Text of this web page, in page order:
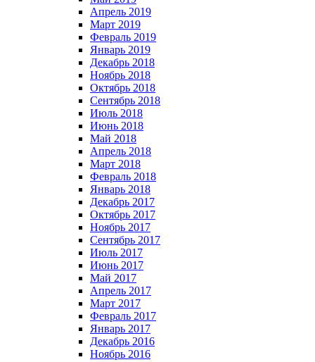
Апрель 2019
Март 2019
Февраль 2019
Январь 2019
Декабрь 2018
Ноябрь 2018
Октябрь 2018
Сентябрь 2018
Июль 2018
Июнь 2018
Май 2018
Апрель 2018
Март 2018
Февраль 2018
Январь 2018
Декабрь 2017
Октябрь 2017
Ноябрь 2017
Сентябрь 2017
Июль 2017
Июнь 2017
Май 2017
Апрель 2017
Март 2017
Февраль 2017
Январь 2017
Декабрь 2016
Ноябрь 2016